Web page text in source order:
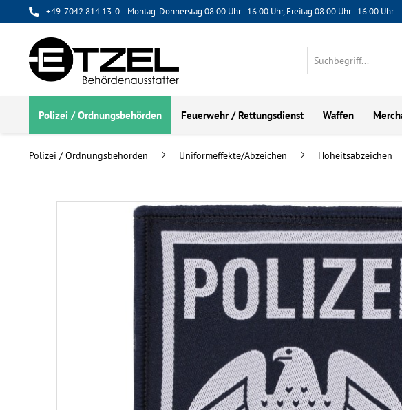
+49-7042 814 13-0 Montag-Donnerstag 08:00 Uhr - 16:00 Uhr, Freitag 08:00 Uhr - 16:00 Uhr
Polizei / Ordnungsbehörden Feuerwehr / Rettungsdienst Waffen
Polizei / Ordnungsbehörden Uniformeffekte/Abzeichen Hoheitsabzeichen